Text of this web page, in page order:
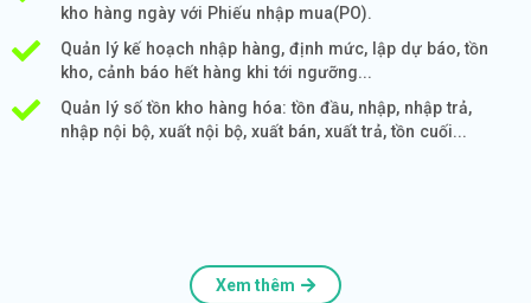
kho hàng ngày với Phiếu nhập mua(PO).
Quản lý kế hoạch nhập hàng, định mức, lập dự báo, tồn
kho, cảnh báo hết hàng khi tới ngưỡng...
Quản lý số tồn kho hàng hóa: tồn đầu, nhập, nhập trả,
nhập nội bộ, xuất nội bộ, xuất bán, xuất trả, tồn cuối...
Xem thêm